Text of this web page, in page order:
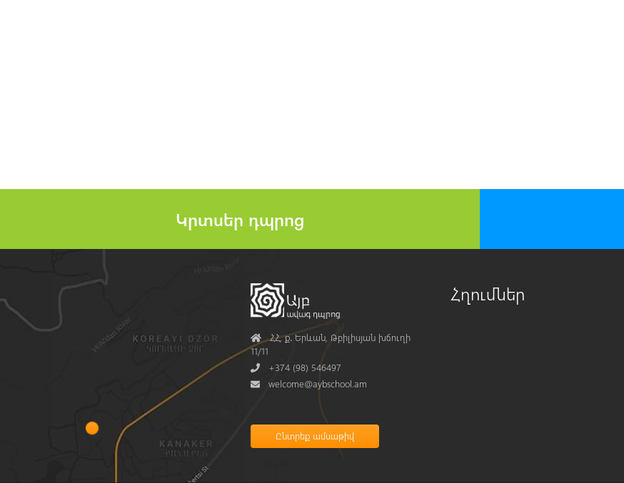
Կրտսեր դպրոց
AddressՀՀ, ք․ Երևան, Թբիլիսյան խճուղի
11/11
Phone+374 (98) 546497
Mail
welcome@aybschool.am
Հղումներ